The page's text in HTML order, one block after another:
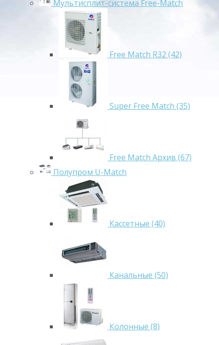
Мультисплит-система Free-Match
Free Match R32 (42)
Super Free Match (35)
Free Match Архив (67)
Полупром U-Match
Кассетные (40)
Канальные (50)
Колонные (8)